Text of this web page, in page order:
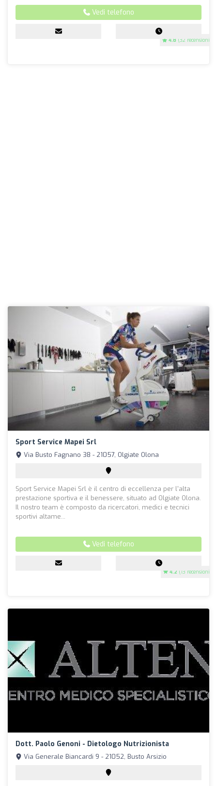
4.8 (32 recensioni)
Vedi telefono
Sport Service Mapei Srl
4.2 (13 recensioni)
Via Busto Fagnano 38 - 21057, Olgiate Olona
Sport Service Mapei Srl è il centro di eccellenza per l'alta
prestazione sportiva e il benessere, situato ad Olgiate Olona.
Il nostro team è composto da ricercatori, medici e tecnici
sportivi altame...
Vedi telefono
Dott. Paolo Genoni - Dietologo Nutrizionista
Via Generale Biancardi 9 - 21052, Busto Arsizio